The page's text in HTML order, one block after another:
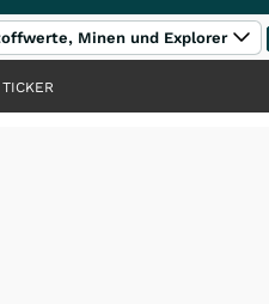
Minen und Explorer